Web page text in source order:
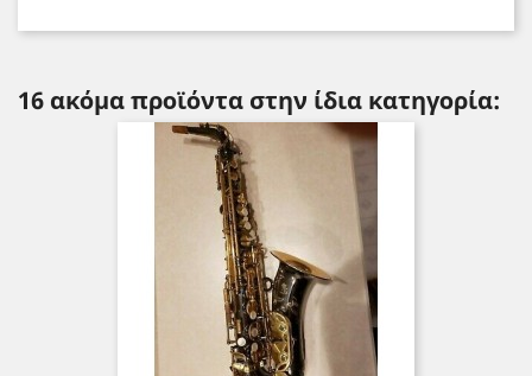
16 ακόμα προϊόντα στην ίδια κατηγορία: